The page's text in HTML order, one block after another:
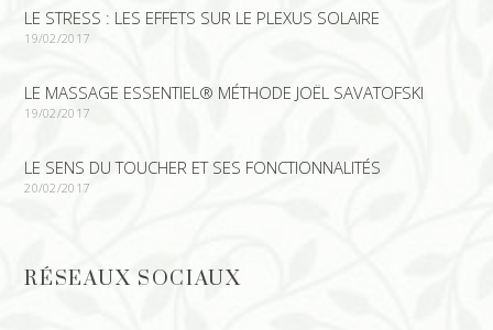
LE STRESS : LES EFFETS SUR LE PLEXUS SOLAIRE
19/02/2017
LE MASSAGE ESSENTIEL® MÉTHODE JOËL SAVATOFSKI
19/02/2017
LE SENS DU TOUCHER ET SES FONCTIONNALITÉS
20/02/2017
RÉSEAUX SOCIAUX